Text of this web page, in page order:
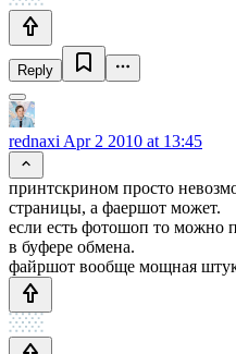
Reply
rednaxi Apr 2 2010 at 13:45
принтскрином просто
страницы, а фаершот может.
если есть фотошоп то можно
в буфере обмена.
файршот вообще мощная